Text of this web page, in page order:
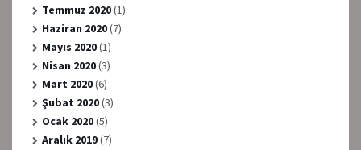
Temmuz 2020(1)
Haziran 2020(7)
Mayıs 2020(1)
Nisan 2020(3)
Mart 2020(6)
Şubat 2020(3)
Ocak 2020(5)
Aralık 2019(7)